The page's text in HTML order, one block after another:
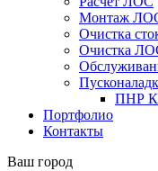
Монтаж
Очистка
Очистка
ПНР
Портфолио
Контакты
Ваш город